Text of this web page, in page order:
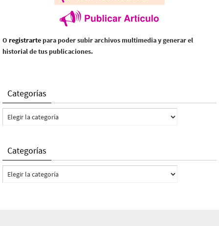
O registrarte para poder subir archivos multimedia y generar el
historial de tus publicaciones.
Categorías
Categorías
Categorías
Categorías